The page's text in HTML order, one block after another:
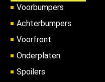
Voorbumpers
Achterbumpers
Voorfront
Onderplaten
Spoilers